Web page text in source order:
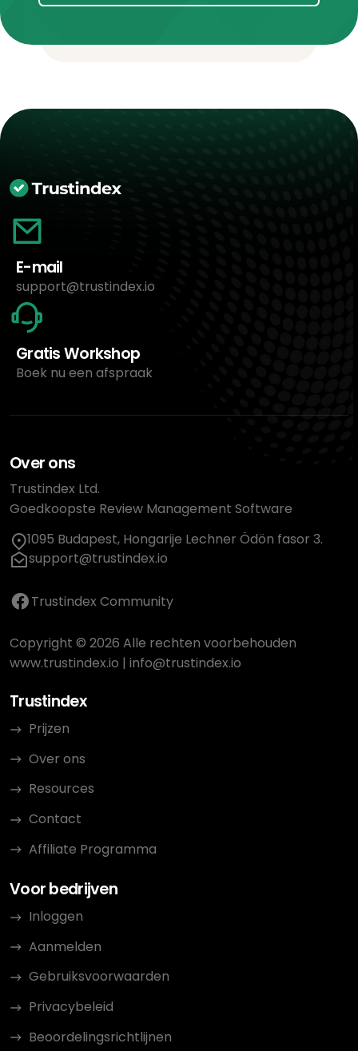
E-mail
support@trustindex.io
Gratis Workshop
Boek nu een afspraak
Over ons
Trustindex Ltd.
Goedkoopste Review Management Software
1095 Budapest, Hongarije Lechner Ödön fasor 3.
support@trustindex.io
Trustindex Community
Copyright © 2026 Alle rechten voorbehouden
www.trustindex.io | info@trustindex.io
Trustindex
Prijzen
Over ons
Resources
Contact
Affiliate Programma
Voor bedrijven
Inloggen
Aanmelden
Gebruiksvoorwaarden
Privacybeleid
Beoordelingsrichtlijnen